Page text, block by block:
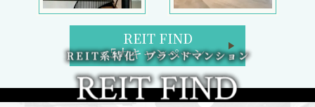
REIT FIND
5大キャンペーン